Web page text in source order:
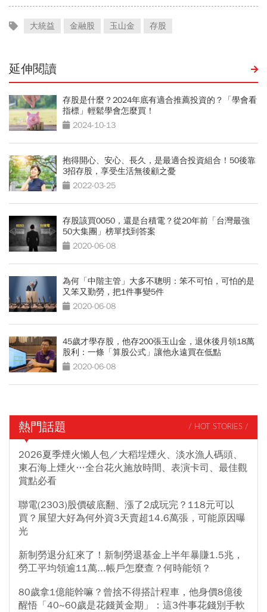
大統益 金融股 玉山金 存股
延伸閱讀
存股是什麼？2024年底有適合推薦投資的？「學會看
指標」輕鬆學會怎麼買！
2024-10-13
抱得開心、安心、長久，是最適合投資組合！50後靠
3招存股，享受生活無後顧之憂
2022-03-25
存股該買0050，還是台積電？從20年前「台灣最強
50大集團」榜單找到答案
2020-06-08
為何「中階主管」大多不聰明：笨不可怕，可怕的是
又笨又勤勞，把1件事變5件
2020-06-08
45歲才學存股，他存200張玉山金，退休後月領18萬
股利：一條「算股公式」讓他永遠買在低點
2020-06-08
熱門話題 / HOT STORIES /
2026夏季煙火懶人包／大稻埕煙火、淡水漁人碼頭、
東石海上煙火…全台花火施放時間、表演卡司、最佳觀
賞點必看
聯電(2303)股價破底翻、漲了2成玩完？118元可以
買？展望大好為何外資3天賣超14.6萬張，可能原因曝
光
新制勞退分紅來了！新制勞退基金上半年暴賺1.5兆，
勞工平均領逾11萬...帳戶怎麼查？何時能領？
80歲拿1億能幹嘛？曾捨不得搭計程車，他身價8億後
醒悟「40~60歲是花錢黃金期」：這3件事花錢別手軟